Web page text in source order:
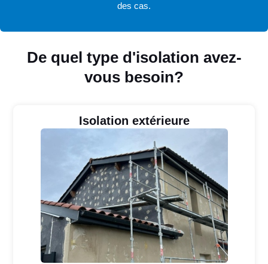
De quel type d'isolation avez-
vous besoin?
Isolation extérieure
des cas.